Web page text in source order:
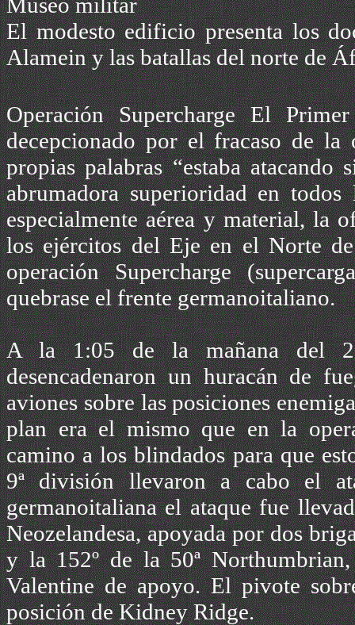
El modesto edificio presenta los
Alamein y las batallas del norte de
Operación Supercharge El
decepcionado por el fracaso de
propias palabras “estaba
abrumadora superioridad en
especialmente aérea y material, la
los ejércitos del Eje en el Norte
operación Supercharge
quebrase el frente germanoitaliano.
A la 1:05 de la mañana del 2
desencadenaron un huracán de
aviones sobre las posiciones
plan era el mismo que en la
camino a los blindados para que
9ª división llevaron a cabo el
germanoitaliana el ataque fue
Neozelandesa, apoyada por dos
y la 152º de la 50ª
Valentine de apoyo. El pivote
posición de Kidney Ridge.